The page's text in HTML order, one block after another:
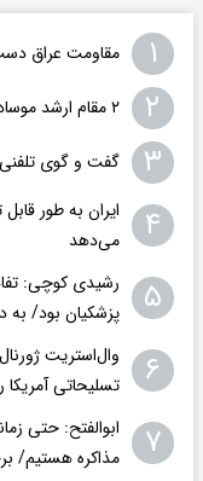
۱ مقاومت عراق دست
۲ ۲ مقام‌ ارشد موساد در پی شکست توطئه علیه ایران برکنار شدند
۳ گفت و گوی
۴
ایران به طور
می‌دهد
۵
رشیدی کوچی:
پزشکیان بود/ به دولت
۶
وال‌استریت
تسلیحاتی آمریکا
۷
ابوالفتح: حتی
مذاکره هستیم/